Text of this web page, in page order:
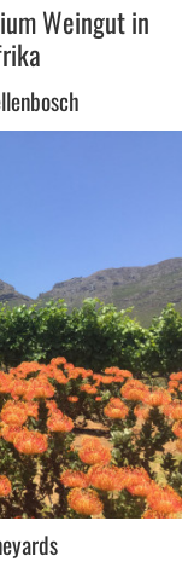
Weingut in